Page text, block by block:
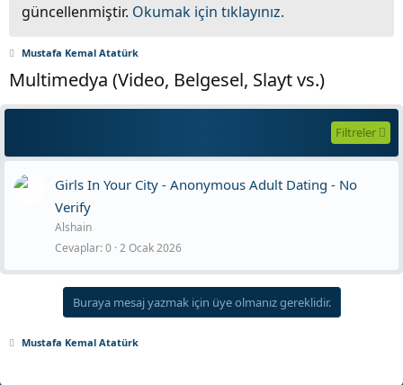
güncellenmiştir. Okumak için tıklayınız.
Mustafa Kemal Atatürk
Multimedya (Video, Belgesel, Slayt vs.)
Filtreler
Girls In Your City - Anonymous Adult Dating - No
Verify
Alshain
Cevaplar 0 2 Ocak 2026
Buraya mesaj yazmak için üye olmanız gereklidir.
Mustafa Kemal Atatürk